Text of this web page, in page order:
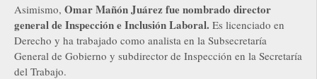
Asimismo, Omar Mañón Juárez fue nombrado director
general de Inspección e Inclusión Laboral. Es licenciado en
Derecho y ha trabajado como analista en la Subsecretaría
General de Gobierno y subdirector de Inspección en la Secretaría
del Trabajo.